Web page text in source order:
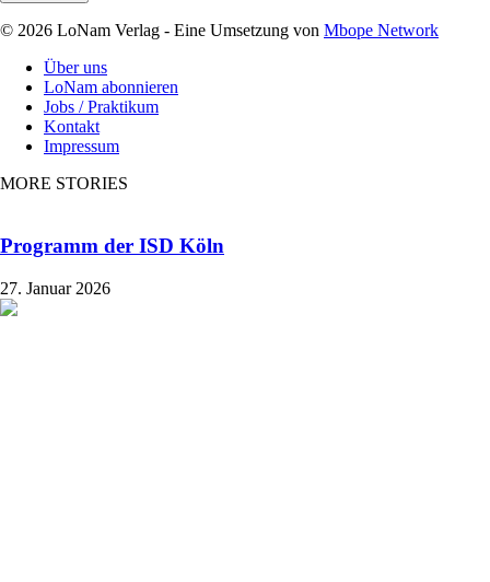
© 2026 LoNam Verlag - Eine Umsetzung von Mbope Network
Über uns
LoNam abonnieren
Jobs / Praktikum
Kontakt
Impressum
MORE STORIES
Programm der ISD Köln
27. Januar 2026